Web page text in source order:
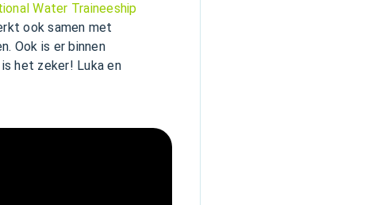
Water Traineeship
ook samen met
Ook is er binnen
het zeker! Luka en